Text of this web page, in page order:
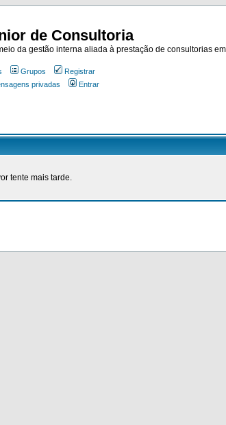
de Consultoria
da gestão interna aliada à prestação de consultorias
Grupos
Registrar
privadas Entrar
tente mais tarde.